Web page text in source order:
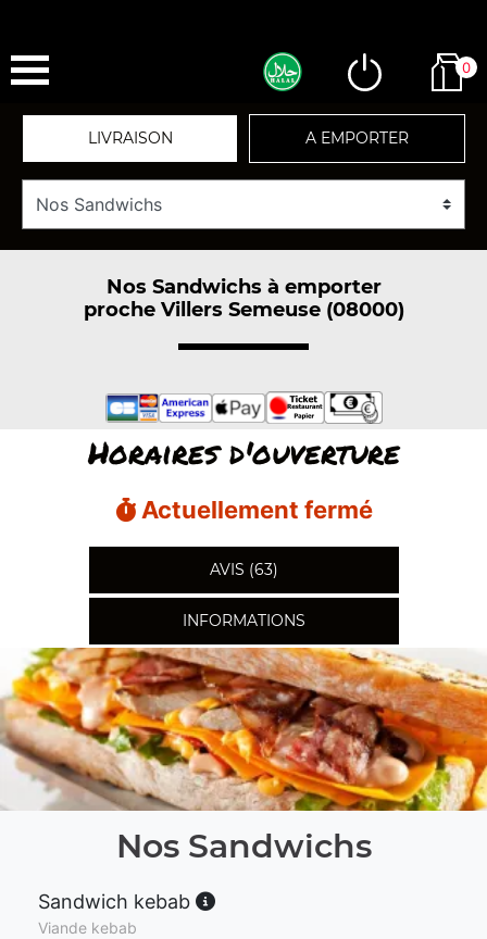
0
LIVRAISON A EMPORTER
Nos Sandwichs à emporter
proche Villers Semeuse (08000)
Horaires d'ouverture
Actuellement fermé
AVIS (63)
INFORMATIONS
Nos Sandwichs
Sandwich kebab
Viande kebab